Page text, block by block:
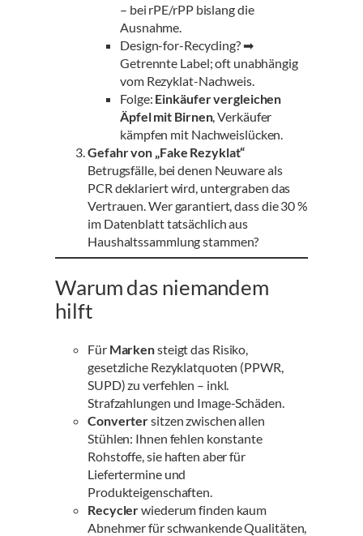
– bei rPE/rPP bislang die
Ausnahme.
Design-for-Recycling? ➡
Getrennte Label; oft unabhängig
vom Rezyklat-Nachweis.
Folge: Einkäufer vergleichen
Äpfel mit Birnen, Verkäufer
kämpfen mit Nachweislücken.
Gefahr von „Fake Rezyklat“
Betrugsfälle, bei denen Neuware als
PCR deklariert wird, untergraben das
Vertrauen. Wer garantiert, dass die 30 %
im Datenblatt tatsächlich aus
Haushaltssammlung stammen?
Warum das niemandem
hilft
Für Markensteigt das Risiko,
gesetzliche Rezyklatquoten (PPWR,
SUPD) zu verfehlen – inkl.
Strafzahlungen und Image-Schäden.
Convertersitzen zwischen allen
Stühlen: Ihnen fehlen konstante
Rohstoffe, sie haften aber für
Liefertermine und
Produkteigenschaften.
Recyclerwiederum finden kaum
Abnehmer für schwankende Qualitäten,